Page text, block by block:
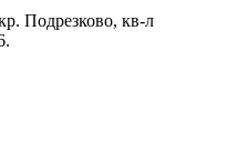
Подрезково, кв-л